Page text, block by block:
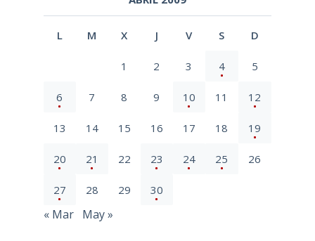
L M X J V S D
1 2 3 4 5
6 7 8 9 10 11 12
13 14 15 16 17 18 19
20 21 22 23 24 25 26
27 28 29 30
« Mar May »